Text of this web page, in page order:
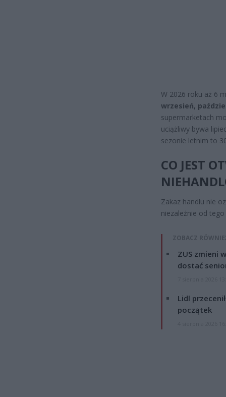
W 2026 roku aż 6
wrzesień,
supermarketach
uciążliwy bywa
sezonie letnim to
CO JEST
Zakaz handlu nie
niezależnie od
ZOBACZ
ZUS zmieni
dostać
Lidl
początek